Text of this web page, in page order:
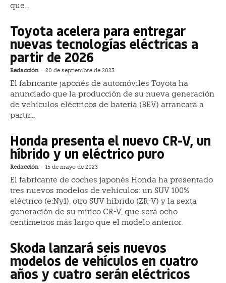
que...
Toyota acelera para entregar
nuevas tecnologías eléctricas a
partir de 2026
Redacción - 20 de septiembre de 2023
El fabricante japonés de automóviles Toyota ha
anunciado que la producción de su nueva generación
de vehículos eléctricos de batería (BEV) arrancará a
partir...
Honda presenta el nuevo CR-V, un
híbrido y un eléctrico puro
Redacción - 15 de mayo de 2023
El fabricante de coches japonés Honda ha presentado
tres nuevos modelos de vehículos: un SUV 100%
eléctrico (e:Ny1), otro SUV híbrido (ZR-V) y la sexta
generación de su mítico CR-V, que será ocho
centímetros más largo que el modelo anterior.
Skoda lanzará seis nuevos
modelos de vehículos en cuatro
años y cuatro serán eléctricos